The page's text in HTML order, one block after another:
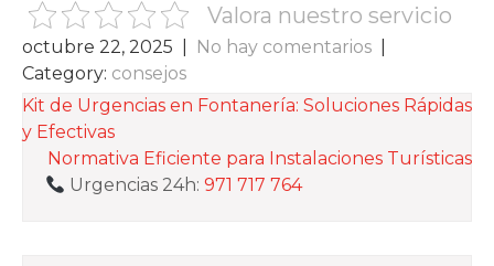
Valora nuestro servicio
octubre 22, 2025 No hay comentarios
Category: consejos
NAVEGACIÓN
DE
ENTRADAS
Kit de Urgencias en Fontanería: Soluciones Rápidas
y Efectivas
Normativa Eficiente para Instalaciones Turísticas
Urgencias 24h:971 717 764